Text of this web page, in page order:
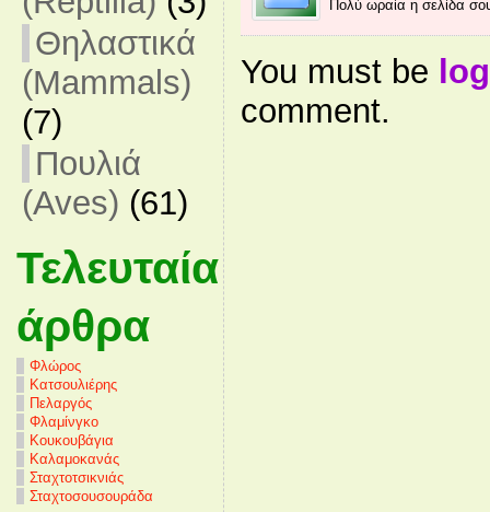
Θηλαστικά
(Mammals)
(7)
Πουλιά
(Aves) (61)
Τελευταία
άρθρα
Φλώρος
Κατσουλιέρης
Πελαργός
Φλαμίνγκο
Κουκουβάγια
Καλαμοκανάς
Σταχτοτσικνιάς
Σταχτοσουσουράδα
Πολύ ωραία η σελίδα
You must be
comment.